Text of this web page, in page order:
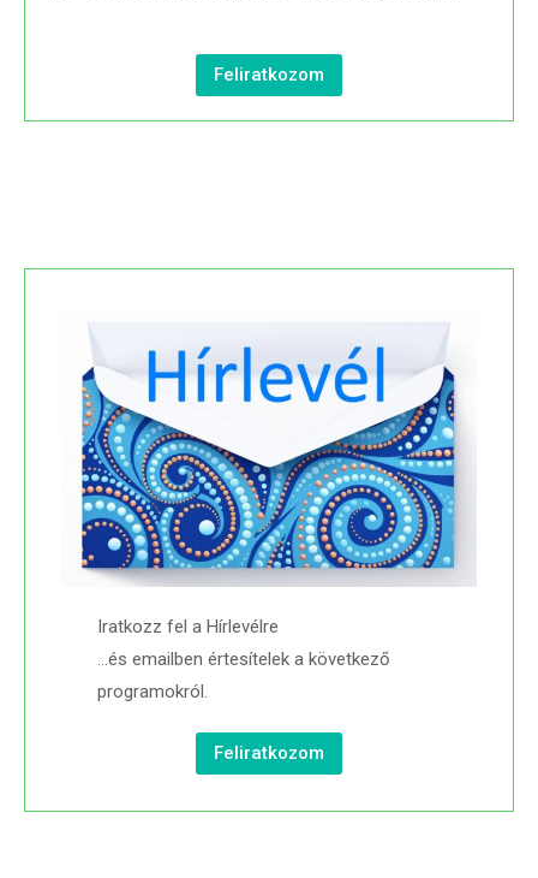
Feliratkozom
Iratkozz fel a Hírlevélre
…és emailben értesítelek a következő
programokról.
Feliratkozom